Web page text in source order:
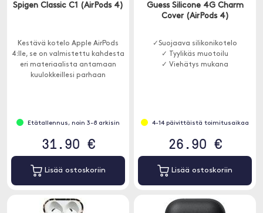
Spigen Classic C1 (AirPods 4)
Kestävä kotelo Apple AirPods
4:lle, se on valmistettu kahdesta
eri materiaalista antamaan
kuulokkeillesi parhaan
Etätallennus, noin 3-8 arkisin
31.90 €
Lisää ostoskoriin
Guess Silicone 4G Charm
Cover (AirPods 4)
✓Suojaava silikonikotelo
✓ Tyylikäs muotoilu
✓ Viehätys mukana
4-14 päivittäistä toimitusaikaa
26.90 €
Lisää ostoskoriin